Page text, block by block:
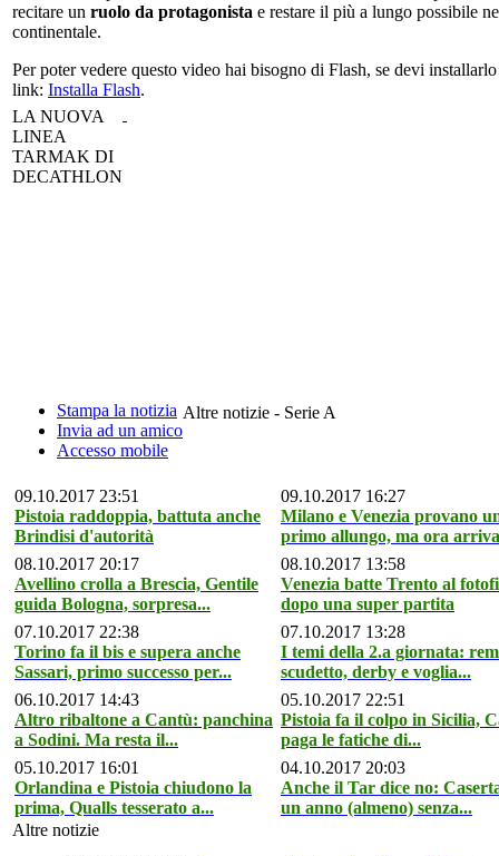
recitare un ruolo da protagonista e restare il più a lungo possibile
continentale.
Per poter vedere questo video hai bisogno di Flash, se devi
link: Installa Flash.
LA NUOVA
LINEA
TARMAK DI
DECATHLON
Stampa la notizia
Invia ad un amico
Accesso mobile
Altre notizie - Serie A
09.10.2017 23:51
Pistoia raddoppia, battuta anche
Brindisi d'autorità
09.10.2017 16:27
Milano e Venezia provano
primo allungo, ma ora
08.10.2017 20:17
Avellino crolla a Brescia, Gentile
guida Bologna, sorpresa...
08.10.2017 13:58
Venezia batte Trento al
dopo una super partita
07.10.2017 22:38
Torino fa il bis e supera anche
Sassari, primo successo per...
07.10.2017 13:28
I temi della 2.a giornata:
scudetto, derby e voglia...
06.10.2017 14:43
Altro ribaltone a Cantù: panchina
a Sodini. Ma resta il...
05.10.2017 22:51
Pistoia fa il colpo in Sicilia,
paga le fatiche di...
05.10.2017 16:01
Orlandina e Pistoia chiudono la
prima, Qualls tesserato a...
04.10.2017 20:03
Anche il Tar dice no:
un anno (almeno) senza...
Altre notizie